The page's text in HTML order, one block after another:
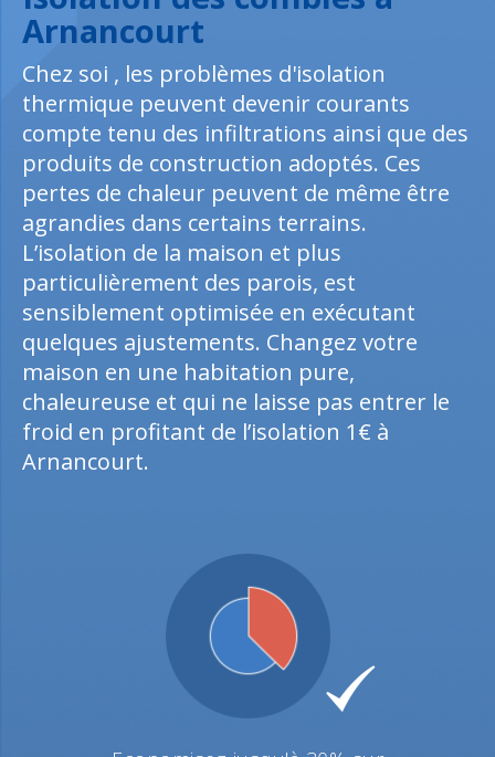
Arnancourt
Chez soi , les problèmes d'isolation
thermique peuvent devenir courants
compte tenu des infiltrations ainsi que des
produits de construction adoptés. Ces
pertes de chaleur peuvent de même être
agrandies dans certains terrains.
L’isolation de la maison et plus
particulièrement des parois, est
sensiblement optimisée en exécutant
quelques ajustements. Changez votre
maison en une habitation pure,
chaleureuse et qui ne laisse pas entrer le
froid en profitant de l’isolation 1€ à
Arnancourt.